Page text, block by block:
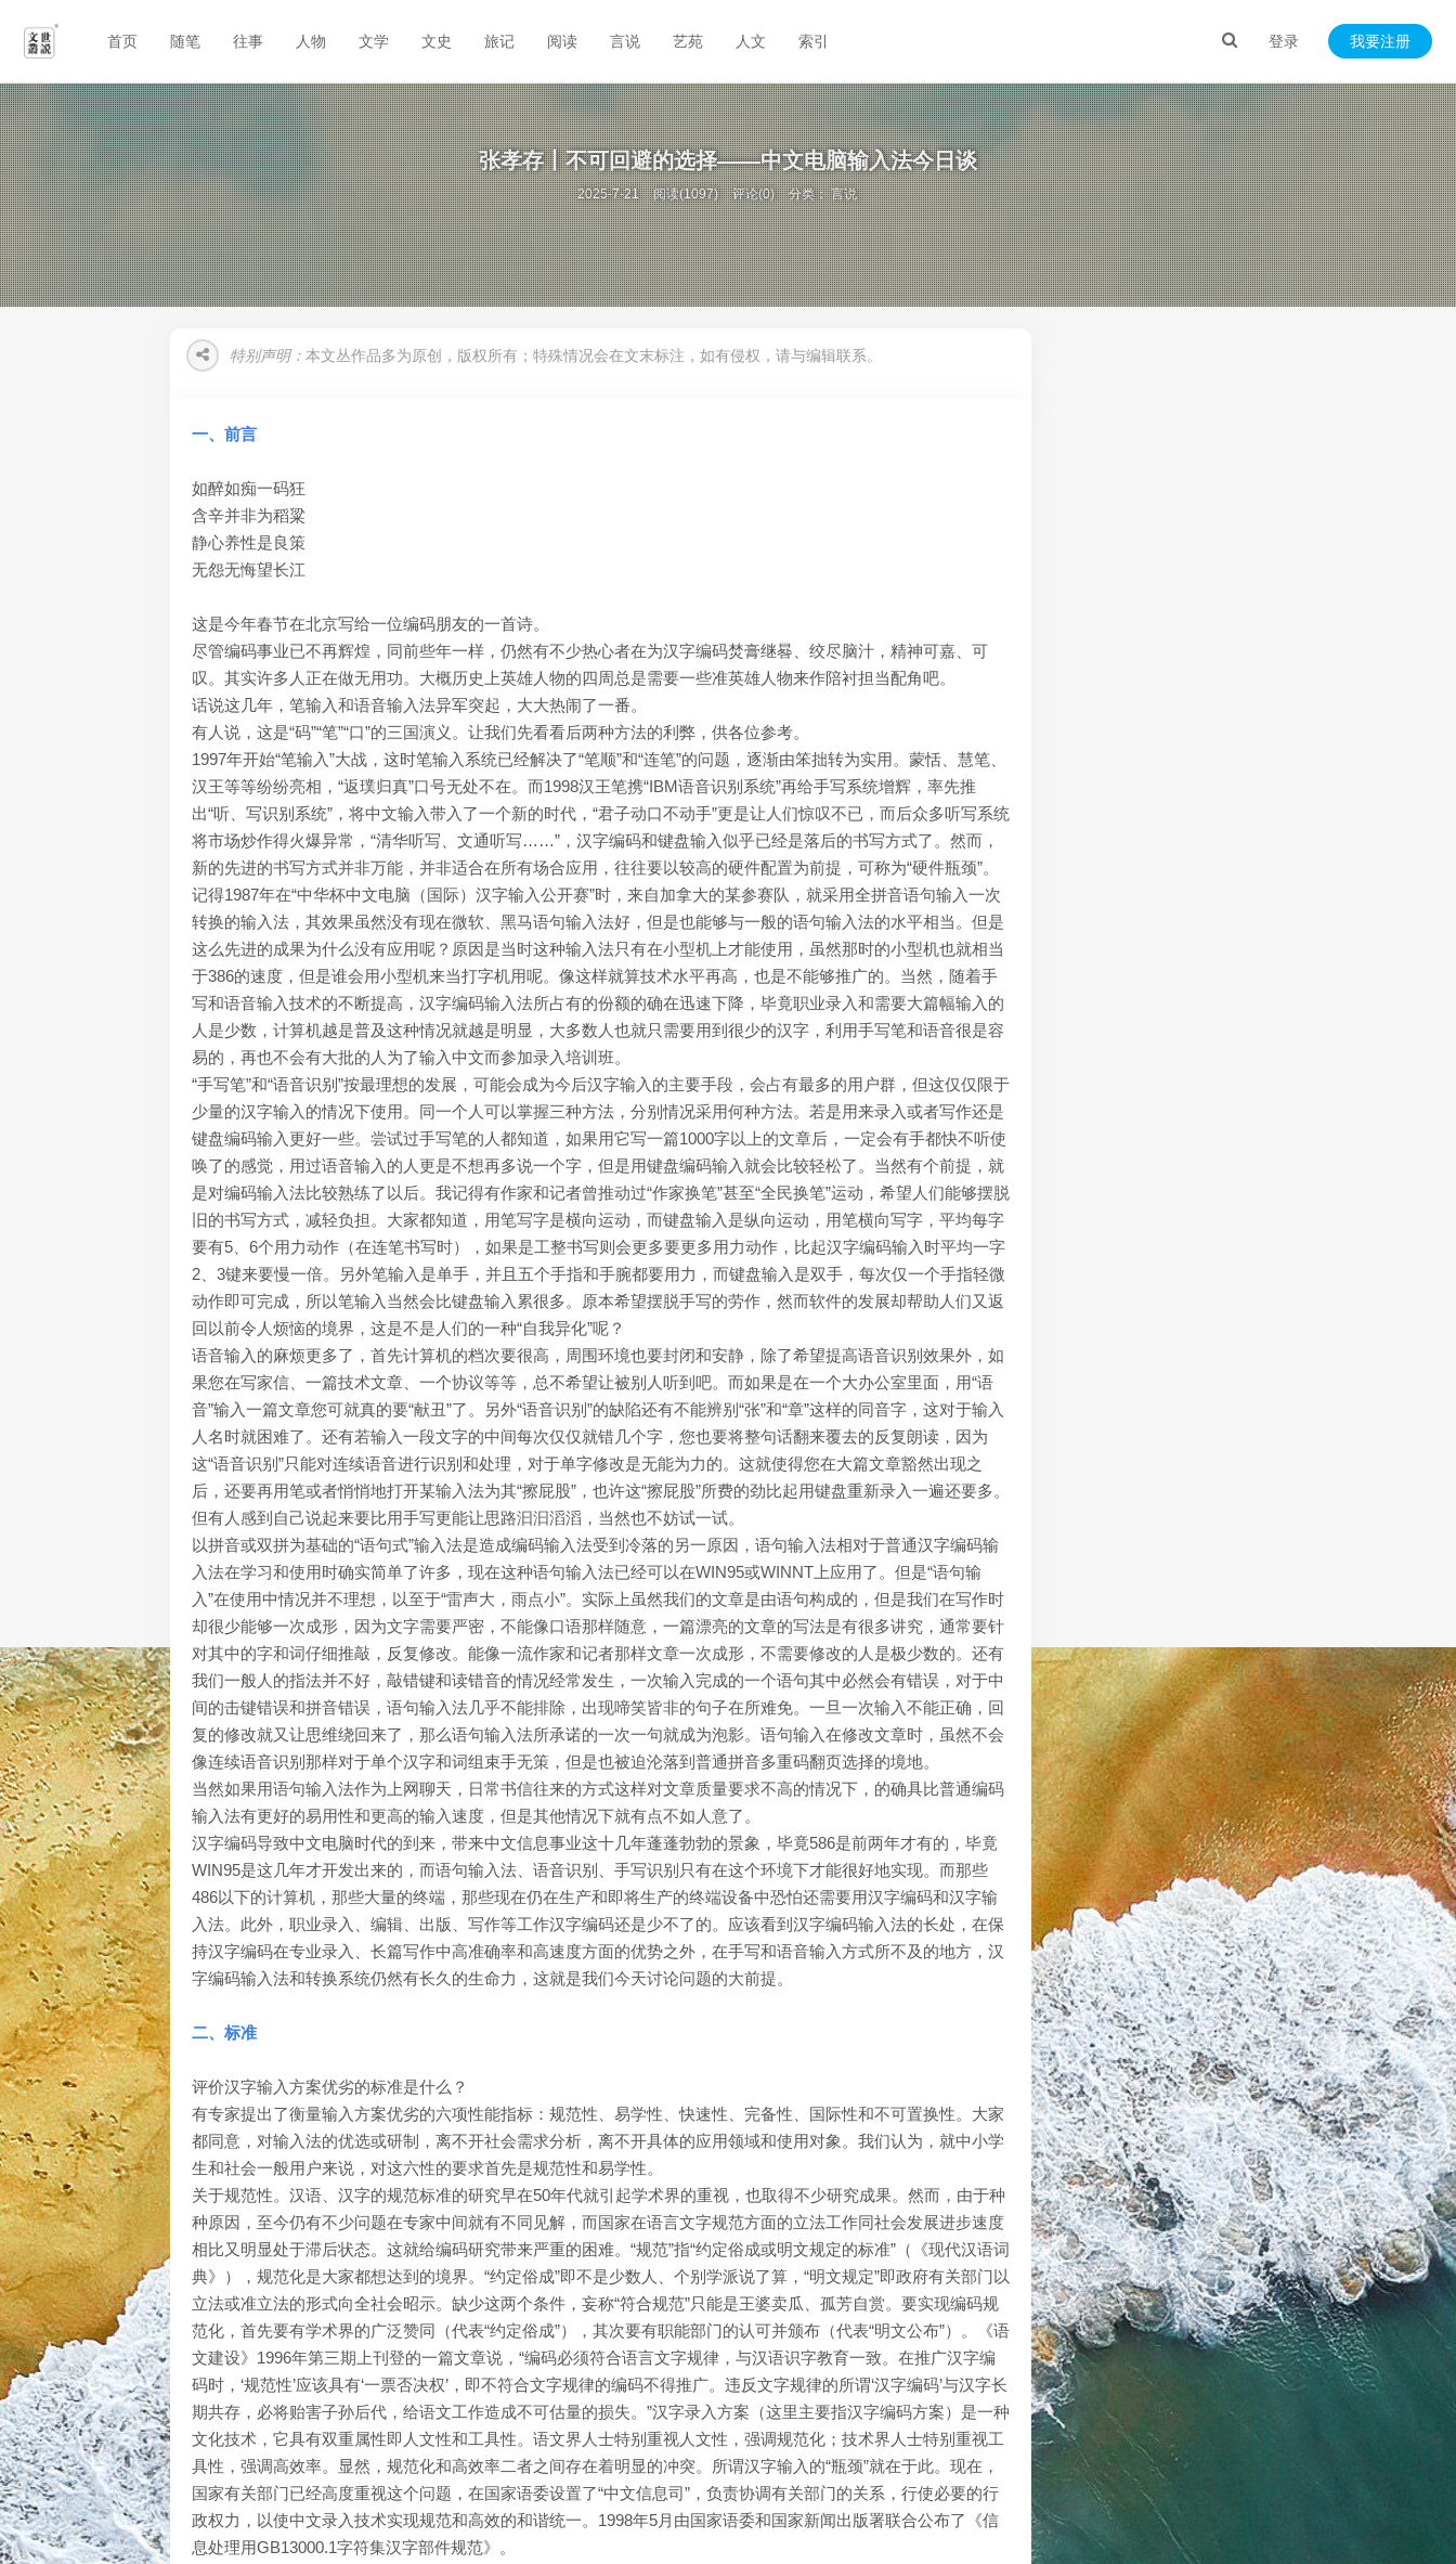
登录 我要注册
首页 随笔 往事 人物 文学 文史 旅记 阅读 言说 艺苑 人文 索引
张孝存丨不可回避的选择——中文电脑输入法今日谈
2025-7-21 阅读(1097) 评论(0) 分类：言说
特别声明： 本文丛作品多为原创，版权所有；特殊情况会在文末标注，如有侵权，请与编辑联系。
一、前言
如醉如痴一码狂
含辛并非为稻粱
静心养性是良策
无怨无悔望长江
这是今年春节在北京写给一位编码朋友的一首诗。
尽管编码事业已不再辉煌，同前些年一样，仍然有不少热心者在为汉字编码焚膏继晷、绞尽脑汁，精神可嘉、可
叹。其实许多人正在做无用功。大概历史上英雄人物的四周总是需要一些准英雄人物来作陪衬担当配角吧。
话说这几年，笔输入和语音输入法异军突起，大大热闹了一番。
有人说，这是“码”“笔”“口”的三国演义。让我们先看看后两种方法的利弊，供各位参考。
1997年开始“笔输入”大战，这时笔输入系统已经解决了“笔顺”和“连笔”的问题，逐渐由笨拙转为实用。蒙恬、慧笔、
汉王等等纷纷亮相，“返璞归真”口号无处不在。而1998汉王笔携“IBM语音识别系统”再给手写系统增辉，率先推
出“听、写识别系统”，将中文输入带入了一个新的时代，“君子动口不动手”更是让人们惊叹不已，而后众多听写系统
将市场炒作得火爆异常，“清华听写、文通听写……”，汉字编码和键盘输入似乎已经是落后的书写方式了。然而，
新的先进的书写方式并非万能，并非适合在所有场合应用，往往要以较高的硬件配置为前提，可称为“硬件瓶颈”。
记得1987年在“中华杯中文电脑（国际）汉字输入公开赛”时，来自加拿大的某参赛队，就采用全拼音语句输入一次
转换的输入法，其效果虽然没有现在微软、黑马语句输入法好，但是也能够与一般的语句输入法的水平相当。但是
这么先进的成果为什么没有应用呢？原因是当时这种输入法只有在小型机上才能使用，虽然那时的小型机也就相当
于386的速度，但是谁会用小型机来当打字机用呢。像这样就算技术水平再高，也是不能够推广的。当然，随着手
写和语音输入技术的不断提高，汉字编码输入法所占有的份额的确在迅速下降，毕竟职业录入和需要大篇幅输入的
人是少数，计算机越是普及这种情况就越是明显，大多数人也就只需要用到很少的汉字，利用手写笔和语音很是容
易的，再也不会有大批的人为了输入中文而参加录入培训班。
“手写笔”和“语音识别”按最理想的发展，可能会成为今后汉字输入的主要手段，会占有最多的用户群，但这仅仅限于
少量的汉字输入的情况下使用。同一个人可以掌握三种方法，分别情况采用何种方法。若是用来录入或者写作还是
键盘编码输入更好一些。尝试过手写笔的人都知道，如果用它写一篇1000字以上的文章后，一定会有手都快不听使
唤了的感觉，用过语音输入的人更是不想再多说一个字，但是用键盘编码输入就会比较轻松了。当然有个前提，就
是对编码输入法比较熟练了以后。我记得有作家和记者曾推动过“作家换笔”甚至“全民换笔”运动，希望人们能够摆脱
旧的书写方式，减轻负担。大家都知道，用笔写字是横向运动，而键盘输入是纵向运动，用笔横向写字，平均每字
要有5、6个用力动作（在连笔书写时），如果是工整书写则会更多要更多用力动作，比起汉字编码输入时平均一字
2、3键来要慢一倍。另外笔输入是单手，并且五个手指和手腕都要用力，而键盘输入是双手，每次仅一个手指轻微
动作即可完成，所以笔输入当然会比键盘输入累很多。原本希望摆脱手写的劳作，然而软件的发展却帮助人们又返
回以前令人烦恼的境界，这是不是人们的一种“自我异化”呢？
语音输入的麻烦更多了，首先计算机的档次要很高，周围环境也要封闭和安静，除了希望提高语音识别效果外，如
果您在写家信、一篇技术文章、一个协议等等，总不希望让被别人听到吧。而如果是在一个大办公室里面，用“语
音”输入一篇文章您可就真的要“献丑”了。另外“语音识别”的缺陷还有不能辨别“张”和“章”这样的同音字，这对于输入
人名时就困难了。还有若输入一段文字的中间每次仅仅就错几个字，您也要将整句话翻来覆去的反复朗读，因为
这“语音识别”只能对连续语音进行识别和处理，对于单字修改是无能为力的。这就使得您在大篇文章豁然出现之
后，还要再用笔或者悄悄地打开某输入法为其“擦屁股”，也许这“擦屁股”所费的劲比起用键盘重新录入一遍还要多。
但有人感到自己说起来要比用手写更能让思路汩汩滔滔，当然也不妨试一试。
以拼音或双拼为基础的“语句式”输入法是造成编码输入法受到冷落的另一原因，语句输入法相对于普通汉字编码输
入法在学习和使用时确实简单了许多，现在这种语句输入法已经可以在WIN95或WINNT上应用了。但是“语句输
入”在使用中情况并不理想，以至于“雷声大，雨点小”。实际上虽然我们的文章是由语句构成的，但是我们在写作时
却很少能够一次成形，因为文字需要严密，不能像口语那样随意，一篇漂亮的文章的写法是有很多讲究，通常要针
对其中的字和词仔细推敲，反复修改。能像一流作家和记者那样文章一次成形，不需要修改的人是极少数的。还有
我们一般人的指法并不好，敲错键和读错音的情况经常发生，一次输入完成的一个语句其中必然会有错误，对于中
间的击键错误和拼音错误，语句输入法几乎不能排除，出现啼笑皆非的句子在所难免。一旦一次输入不能正确，回
复的修改就又让思维绕回来了，那么语句输入法所承诺的一次一句就成为泡影。语句输入在修改文章时，虽然不会
像连续语音识别那样对于单个汉字和词组束手无策，但是也被迫沦落到普通拼音多重码翻页选择的境地。
当然如果用语句输入法作为上网聊天，日常书信往来的方式这样对文章质量要求不高的情况下，的确具比普通编码
输入法有更好的易用性和更高的输入速度，但是其他情况下就有点不如人意了。
汉字编码导致中文电脑时代的到来，带来中文信息事业这十几年蓬蓬勃勃的景象，毕竟586是前两年才有的，毕竟
WIN95是这几年才开发出来的，而语句输入法、语音识别、手写识别只有在这个环境下才能很好地实现。而那些
486以下的计算机，那些大量的终端，那些现在仍在生产和即将生产的终端设备中恐怕还需要用汉字编码和汉字输
入法。此外，职业录入、编辑、出版、写作等工作汉字编码还是少不了的。应该看到汉字编码输入法的长处，在保
持汉字编码在专业录入、长篇写作中高准确率和高速度方面的优势之外，在手写和语音输入方式所不及的地方，汉
字编码输入法和转换系统仍然有长久的生命力，这就是我们今天讨论问题的大前提。
二、标准
评价汉字输入方案优劣的标准是什么？
有专家提出了衡量输入方案优劣的六项性能指标：规范性、易学性、快速性、完备性、国际性和不可置换性。大家
都同意，对输入法的优选或研制，离不开社会需求分析，离不开具体的应用领域和使用对象。我们认为，就中小学
生和社会一般用户来说，对这六性的要求首先是规范性和易学性。
关于规范性。汉语、汉字的规范标准的研究早在50年代就引起学术界的重视，也取得不少研究成果。然而，由于种
种原因，至今仍有不少问题在专家中间就有不同见解，而国家在语言文字规范方面的立法工作同社会发展进步速度
相比又明显处于滞后状态。这就给编码研究带来严重的困难。“规范”指“约定俗成或明文规定的标准”（《现代汉语词
典》），规范化是大家都想达到的境界。“约定俗成”即不是少数人、个别学派说了算，“明文规定”即政府有关部门以
立法或准立法的形式向全社会昭示。缺少这两个条件，妄称“符合规范”只能是王婆卖瓜、孤芳自赏。要实现编码规
范化，首先要有学术界的广泛赞同（代表“约定俗成”），其次要有职能部门的认可并颁布（代表“明文公布”）。《语
文建设》1996年第三期上刊登的一篇文章说，“编码必须符合语言文字规律，与汉语识字教育一致。在推广汉字编
码时，‘规范性’应该具有‘一票否决权’，即不符合文字规律的编码不得推广。违反文字规律的所谓‘汉字编码’与汉字长
期共存，必将贻害子孙后代，给语文工作造成不可估量的损失。”汉字录入方案（这里主要指汉字编码方案）是一种
文化技术，它具有双重属性即人文性和工具性。语文界人士特别重视人文性，强调规范化；技术界人士特别重视工
具性，强调高效率。显然，规范化和高效率二者之间存在着明显的冲突。所谓汉字输入的“瓶颈”就在于此。现在，
国家有关部门已经高度重视这个问题，在国家语委设置了“中文信息司”，负责协调有关部门的关系，行使必要的行
政权力，以使中文录入技术实现规范和高效的和谐统一。1998年5月由国家语委和国家新闻出版署联合公布了《信
息处理用GB13000.1字符集汉字部件规范》。